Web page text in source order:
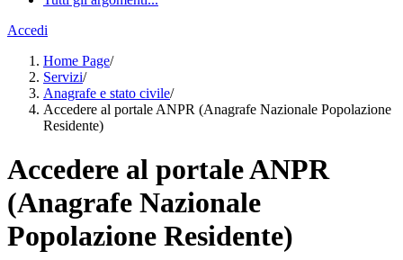
Accedi
Home Page/
Servizi/
Anagrafe e stato civile/
Accedere al portale ANPR (Anagrafe Nazionale Popolazione
Residente)
Accedere al portale ANPR
(Anagrafe Nazionale
Popolazione Residente)